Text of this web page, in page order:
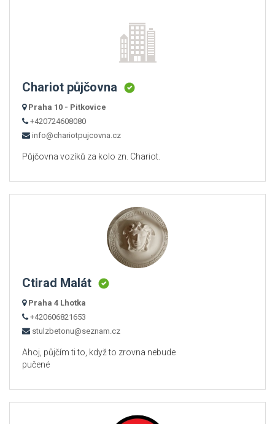
Chariot půjčovna
Praha 10 - Pitkovice
+420724608080
info@chariotpujcovna.cz
Půjčovna vozíků za kolo zn. Chariot.
Ctirad Malát
Praha 4 Lhotka
+420606821653
stulzbetonu@seznam.cz
Ahoj, půjčím ti to, když to zrovna nebude
pučené